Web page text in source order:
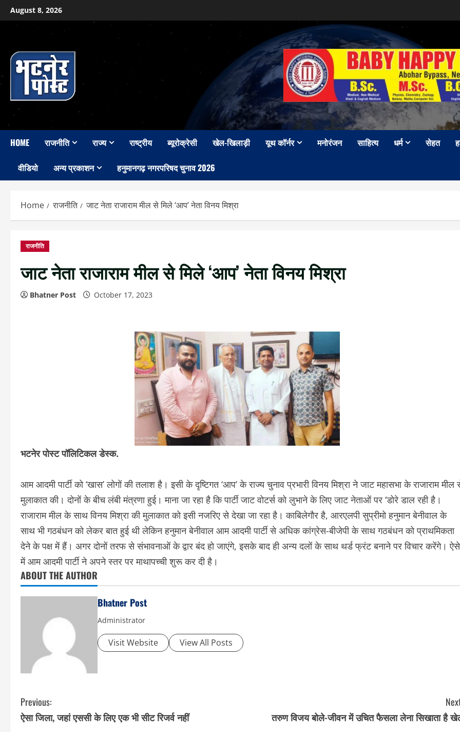
Skip
to
August 8, 2026
HOME राजनीति राज्य राष्ट्रीय ब्यूरोक्रेसी खेल-खिलाड़ी यूथ कॉर्नर मनोरंजन साहित्य धर्म सेहत
वीडियो अन्य प्रकाशन हनुमानगढ़ नगरपरिषद चुनाव 2026
Home राजनीति जाट नेता राजाराम मील से मिले ‘आप’ नेता विनय मिश्रा
राजनीति
जाट नेता राजाराम मील से मिले ‘आप’ नेता विनय मिश्रा
Bhatner Post October 17, 2023
भटनेर पोस्ट पॉलिटिकल डेस्क.
आम आदमी पार्टी को ‘खास’ लोगों की तलाश है। इसी के दृष्टिगत ‘आप’ के राज्य चुनाव प्रभारी विनय मिश्रा ने जाट महासभा के राजाराम मील
मुलाकात की। दोनों के बीच लंबी मंत्रणा हुई। माना जा रहा है कि पार्टी जाट वोटर्स को लुभाने के लिए जाट नेताओं पर ‘डोरे डाल रही है।
राजाराम मील के साथ विनय मिश्रा की मुलाकात को इसी नजरिए से देखा जा रहा है। काबिलेगौर है, आरएलपी सुप्रीमो हनुमान बेनीवाल के
साथ भी गठबंधन को लेकर बात हुई थी लेकिन हनुमान बेनीवाल आम आदमी पार्टी से अधिक कांग्रेस-बीजेपी के साथ गठबंधन को प्राथमिकता
देने के पक्ष में हैं। अगर दोनों तरफ से संभावनाओं के द्वार बंद हो जाएंगे, इसके बाद ही अन्य दलों के साथ थर्ड फ्रंट बनाने पर विचार करेंगे। ऐसे
में आम आदमी पार्टी ने अपने स्तर पर माथापच्ची शुरू कर दी है।
ABOUT THE AUTHOR
Bhatner Post
Administrator
Visit Website View All Posts
C
o
Previous:
ऐसा जिला, जहां एससी के लिए एक भी सीट रिजर्व नहीं
तरुण विजय बोले-जीवन में उचित फैसला लेना सिखाता है